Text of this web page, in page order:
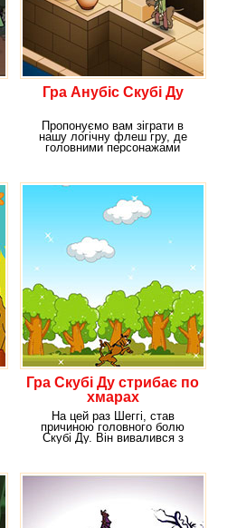
Гра Анубіс Скубі Ду
Пропонуємо вам зіграти в
нашу логічну флеш гру, де
головними персонажами
Гра Скубі Ду стрибає по
хмарах
На цей раз Шеггі, став
причиною головного болю
Скубі Ду. Він вивалився з